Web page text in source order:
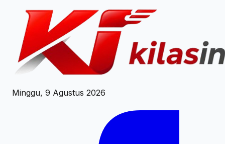
Minggu, 9 Agustus 2026